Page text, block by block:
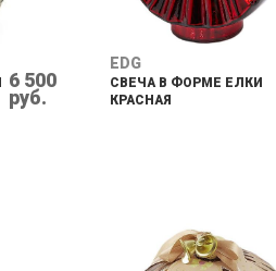
6 500
руб.
EDG
СВЕЧА В ФОРМЕ ЕЛКИ
КРАСНАЯ